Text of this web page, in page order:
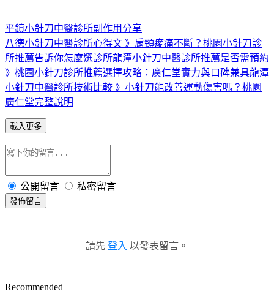
平鎮小針刀中醫診所副作用分享
八德小針刀中醫診所心得文 》肩頸痠痛不斷？桃園小針刀診
所推薦告訴你怎麼選診所龍潭小針刀中醫診所推薦是否需預約
》桃園小針刀診所推薦選擇攻略：廣仁堂實力與口碑兼具龍潭
小針刀中醫診所技術比較 》小針刀能改善運動傷害嗎？桃園
廣仁堂完整說明
載入更多
公開留言 私密留言
發佈留言
請先 登入 以發表留言。
Recommended